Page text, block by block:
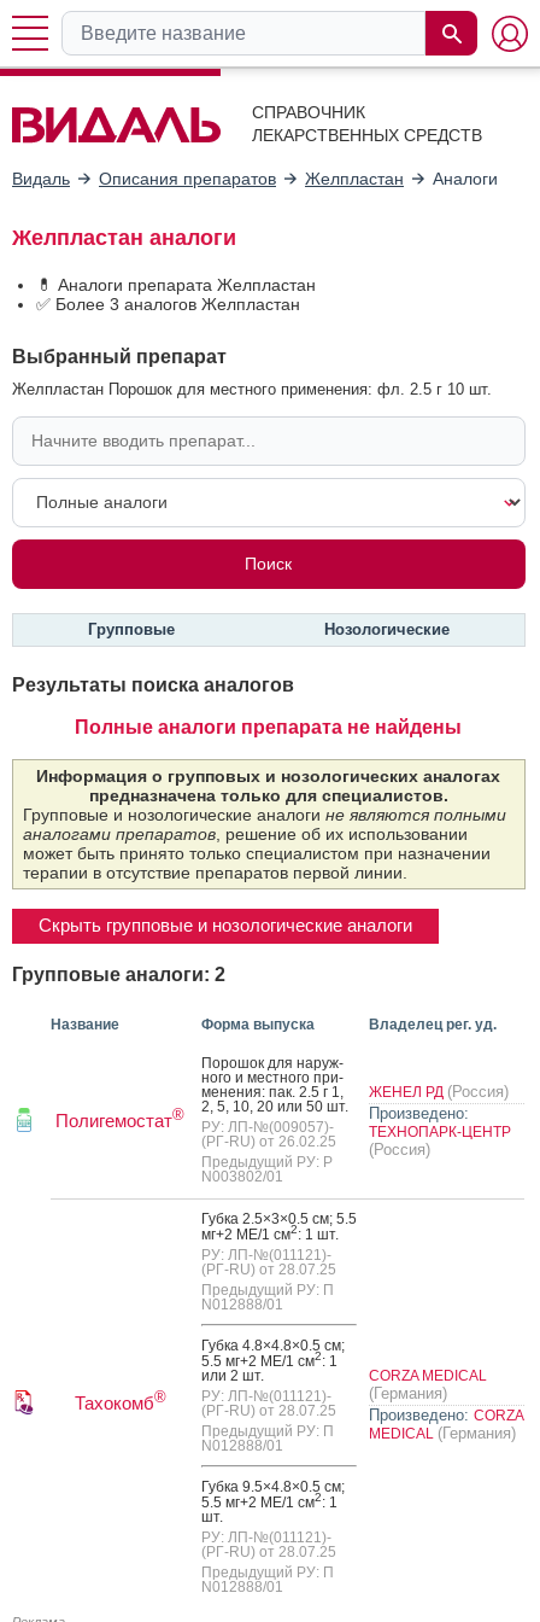
СПРАВОЧНИК
ЛЕКАРСТВЕННЫХ СРЕДСТВ
Видаль Описания препаратов Желпластан Аналоги
Желпластан аналоги
💊 Аналоги препарата Желпластан
✅ Более 3 аналогов Желпластан
Выбранный препарат
Желпластан Порошок для местного применения: фл. 2.5 г 10 шт.
Групповые Нозологические
Результаты поиска аналогов
Полные аналоги препарата не найдены
Информация о групповых и нозологических аналогах
предназначена только для специалистов.
Групповые и нозологические аналоги не являются полными
аналогами препаратов , решение об их использовании
может быть принято только специалистом при назначении
терапии в отсутствие препаратов первой линии.
Скрыть групповые и нозологические аналоги
Групповые аналоги: 2
Название Форма выпуска Владелец рег. уд.
Полигемостат®
По­рошок для на­руж­
но­го и мес­тно­го при­
мене­ния: пак. 2.5 г 1,
2, 5, 10, 20 или 50 шт.
РУ: ЛП-№(009057)-
(РГ-RU) от 26.02.25
Предыдущий РУ: Р
N003802/01
ЖЕНЕЛ РД (Россия)
Произведено:
ТЕХНОПАРК-ЦЕНТР
(Россия)
Тахокомб®
Губ­ка 2.5×3×0.5 см; 5.5
мг+2 МЕ/1 см2: 1 шт.
РУ: ЛП-№(011121)-
(РГ-RU) от 28.07.25
Предыдущий РУ: П
N012888/01
Губ­ка 4.8×4.8×0.5 см;
5.5 мг+2 МЕ/1 см2: 1
или 2 шт.
РУ: ЛП-№(011121)-
(РГ-RU) от 28.07.25
Предыдущий РУ: П
N012888/01
Губ­ка 9.5×4.8×0.5 см;
5.5 мг+2 МЕ/1 см2: 1
шт.
РУ: ЛП-№(011121)-
(РГ-RU) от 28.07.25
Предыдущий РУ: П
N012888/01
CORZA MEDICAL
(Германия)
Произведено: CORZA
MEDICAL (Германия)